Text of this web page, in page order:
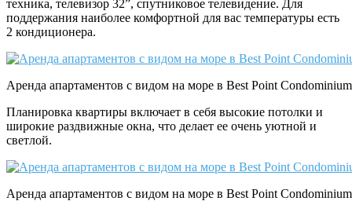
техника, телевизор 32”, спутниковое телевидение. Для
поддержания наиболее комфортной для вас температуры есть
2 кондиционера.
Аренда апартаментов с видом на море в Best Point Condominium
Планировка квартиры включает в себя высокие потолки и
широкие раздвижные окна, что делает ее очень уютной и
светлой.
Аренда апартаментов с видом на море в Best Point Condominium